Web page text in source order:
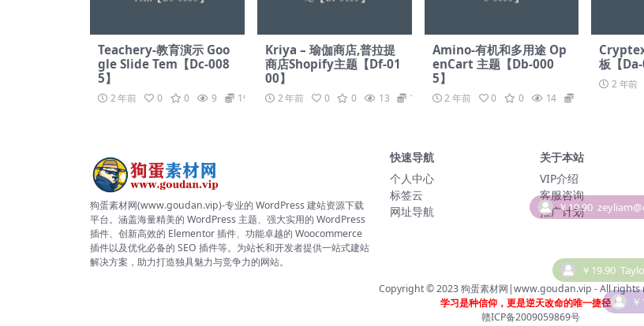
Teachery-教育演示 Goo
gle Slide Tem【Dc-008
5】
2 年前 0 0 9 19.9
Kriya – 瑜伽商店,普拉提
商店Shopify主题【Df-01
00】
2 年前 0 0 13 19.9
Amino-有机和多用途 Op
enCart 主题【Db-000
5】
2 年前 0 0 14 19.9
板【Da-
2 年前
狗蛋素材网(www.goudan.vip)-专业的 WordPress 建站资源下载
平台。涵盖海量精美的 WordPress 主题、强大实用的 WordPress
插件、创新高效的 Elementor 插件、功能卓越的 Woocommerce
插件以及优化必备的 SEO 插件等。为站长和开发者提供一站式建站
解决方案，助力打造独具魅力与竞争力的网站。
快速导航
个人中心
标签云
网址导航
关于本站
VIP介绍
客服咨询
推广计划
Copyright © 2023狗蛋素材网|www.goudan.vip - All rights
学习是种信仰，更是逆天改命的唯一捷径！
赣ICP备2009059869号
￥